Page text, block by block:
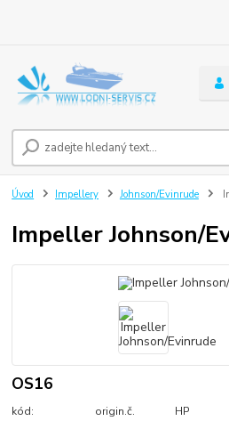
Úvod Impellery Johnson/Evinrude
Impeller Johnson/
OS16
kód: